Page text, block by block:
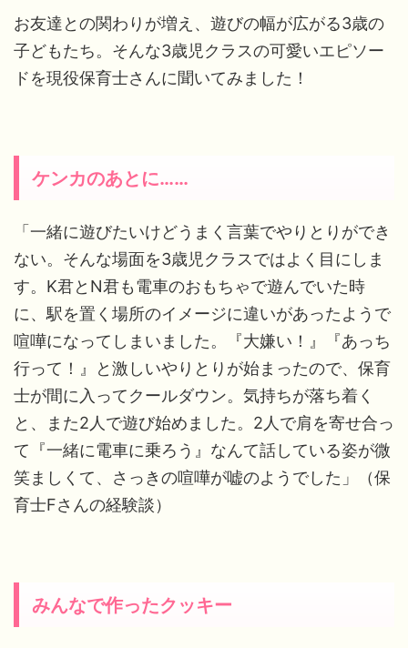
お友達との関わりが増え、遊びの幅が広がる3歳の
子どもたち。そんな3歳児クラスの可愛いエピソー
ドを現役保育士さんに聞いてみました！
ケンカのあとに……
「一緒に遊びたいけどうまく言葉でやりとりができ
ない。そんな場面を3歳児クラスではよく目にしま
す。K君とN君も電車のおもちゃで遊んでいた時
に、駅を置く場所のイメージに違いがあったようで
喧嘩になってしまいました。『大嫌い！』『あっち
行って！』と激しいやりとりが始まったので、保育
士が間に入ってクールダウン。気持ちが落ち着く
と、また2人で遊び始めました。2人で肩を寄せ合っ
て『一緒に電車に乗ろう』なんて話している姿が微
笑ましくて、さっきの喧嘩が嘘のようでした」（保
育士Fさんの経験談）
みんなで作ったクッキー